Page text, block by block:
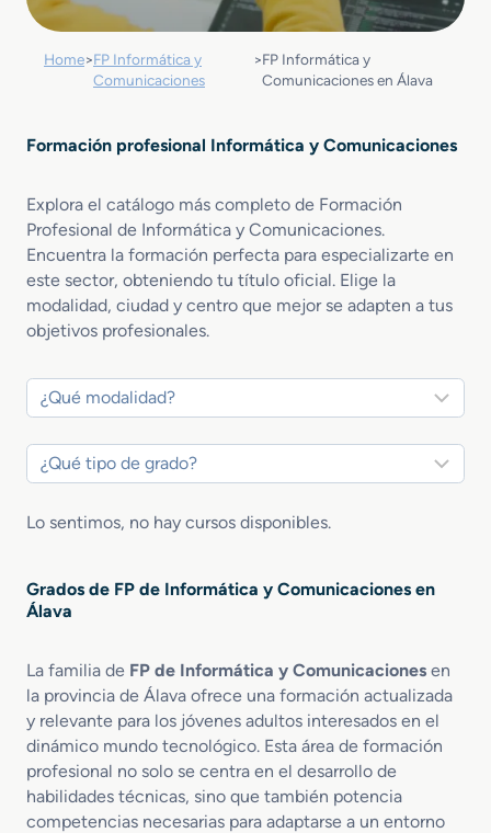
Home>FP Informática y
Comunicaciones
>FP Informática y
Comunicaciones en Álava
Formación profesional Informática y Comunicaciones
Explora el catálogo más completo de Formación
Profesional de Informática y Comunicaciones.
Encuentra la formación perfecta para especializarte en
este sector, obteniendo tu título oficial. Elige la
modalidad, ciudad y centro que mejor se adapten a tus
objetivos profesionales.
Lo sentimos, no hay cursos disponibles.
Grados de FP de Informática y Comunicaciones en
Álava
La familia de FP de Informática y Comunicaciones en
la provincia de Álava ofrece una formación actualizada
y relevante para los jóvenes adultos interesados en el
dinámico mundo tecnológico. Esta área de formación
profesional no solo se centra en el desarrollo de
habilidades técnicas, sino que también potencia
competencias necesarias para adaptarse a un entorno